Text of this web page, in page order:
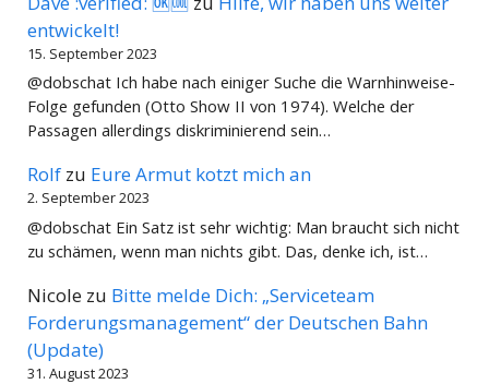
entwickelt!
15. September 2023
@dobschat Ich habe nach einiger Suche die Warnhinweise-
Folge gefunden (Otto Show II von 1974). Welche der
Passagen allerdings diskriminierend sein…
Rolf zu Eure Armut kotzt mich an
2. September 2023
@dobschat Ein Satz ist sehr wichtig: Man braucht sich nicht
zu schämen, wenn man nichts gibt. Das, denke ich, ist…
Nicole zu Bitte melde Dich: „Serviceteam
Forderungsmanagement“ der Deutschen Bahn
(Update)
31. August 2023